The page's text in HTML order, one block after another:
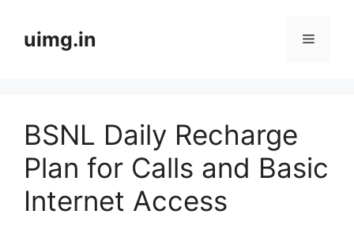
contentuimg.in Menu
BSNL Daily Recharge
Plan for Calls and Basic
Internet Access